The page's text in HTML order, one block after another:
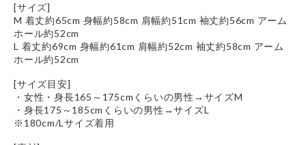
[サイズ]
M 着丈約65cm 身幅約58cm 肩幅約51cm 袖丈約56cm アーム
ホール約52cm
L 着丈約69cm 身幅約61cm 肩幅約52cm 袖丈約58cm アーム
ホール約52cm
[サイズ目安]
・女性・身長165～175cmくらいの男性→サイズM
・身長175～185cmくらいの男性→サイズL
※180cm/Lサイズ着用